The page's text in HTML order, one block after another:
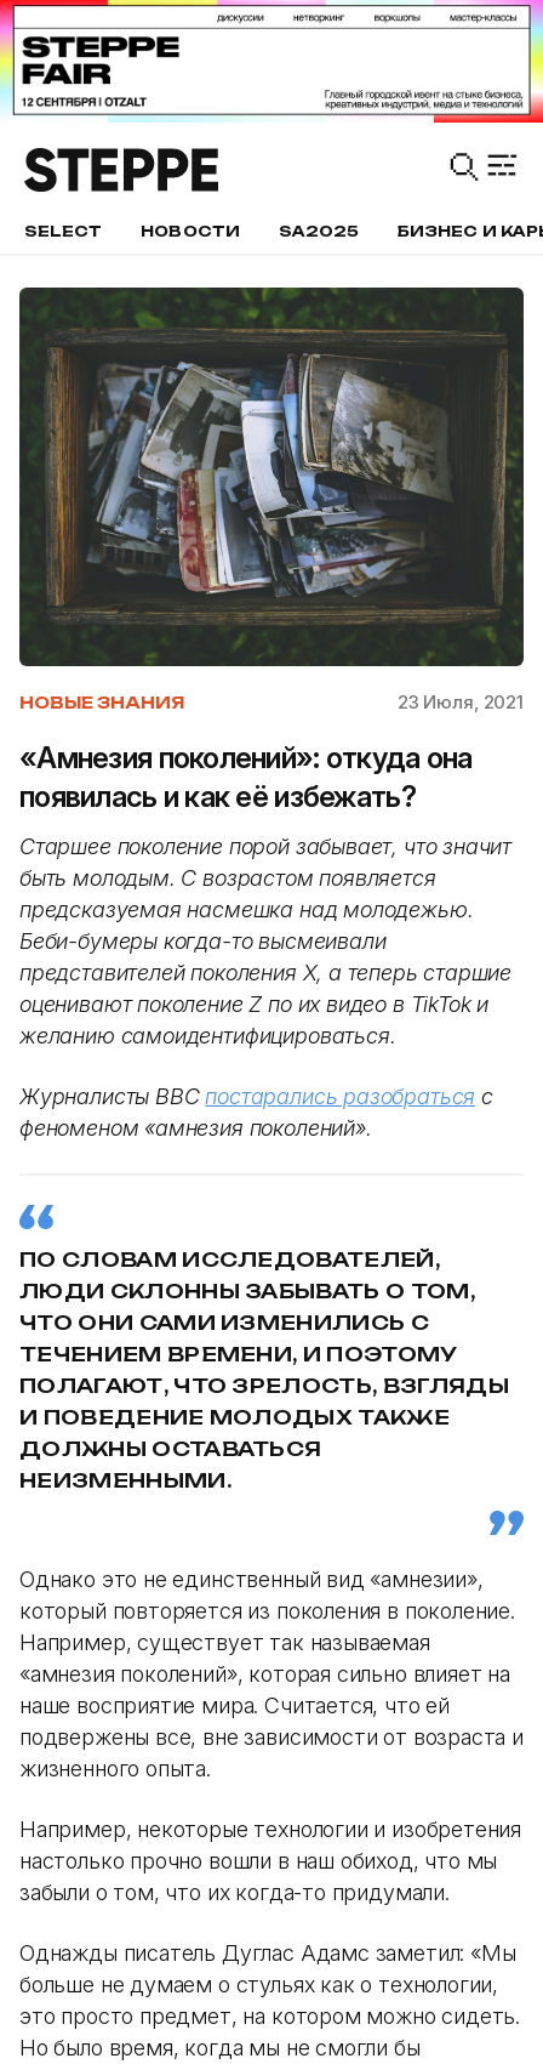
SELECT НОВОСТИ SA2025 БИЗНЕС И
НОВЫЕ ЗНАНИЯ 23 Июля, 2021
«Амнезия поколений»: откуда она
появилась и как её избежать?
Старшее поколение порой забывает, что значит
быть молодым. С возрастом появляется
предсказуемая насмешка над молодежью.
Беби-бумеры когда-то высмеивали
представителей поколения X, а теперь старшие
оценивают поколение Z по их видео в TikTok и
желанию самоидентифицироваться.
Журналисты BBCпостарались разобраться с
феноменом «амнезия поколений».
ПО СЛОВАМ ИССЛЕДОВАТЕЛЕЙ,
ЛЮДИ СКЛОННЫ ЗАБЫВАТЬ О ТОМ,
ЧТО ОНИ САМИ ИЗМЕНИЛИСЬ С
ТЕЧЕНИЕМ ВРЕМЕНИ, И ПОЭТОМУ
ПОЛАГАЮТ, ЧТО ЗРЕЛОСТЬ, ВЗГЛЯДЫ
И ПОВЕДЕНИЕ МОЛОДЫХ ТАКЖЕ
ДОЛЖНЫ ОСТАВАТЬСЯ
НЕИЗМЕННЫМИ.
Однако это не единственный вид «амнезии»,
который повторяется из поколения в поколение.
Например, существует так называемая
«амнезия поколений», которая сильно влияет на
наше восприятие мира. Считается, что ей
подвержены все, вне зависимости от возраста и
жизненного опыта.
Например, некоторые технологии и изобретения
настолько прочно вошли в наш обиход, что мы
забыли о том, что их когда-то придумали.
Однажды писатель Дуглас Адамс заметил: «Мы
больше не думаем о стульях как о технологии,
это просто предмет, на котором можно сидеть.
Но было время, когда мы не смогли бы